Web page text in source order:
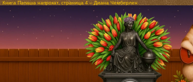
Книга Папаша напрокат, страница 4 – Диана Чемберлен